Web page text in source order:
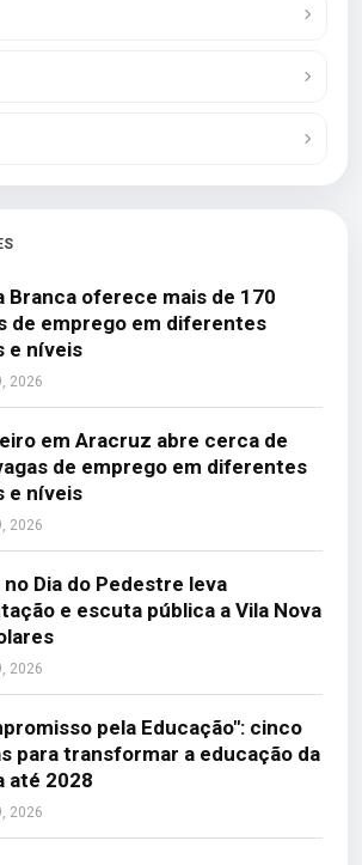
Branca oferece mais de 170
de emprego em diferentes
e níveis
2026
em Aracruz abre cerca de
de emprego em diferentes
e níveis
2026
no Dia do Pedestre leva
e escuta pública a Vila Nova
2026
pela Educação": cinco
para transformar a educação da
até 2028
2026